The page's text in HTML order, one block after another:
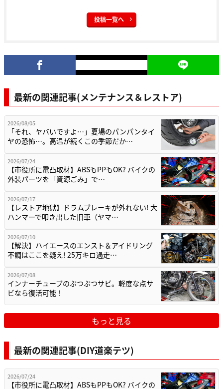
投稿一覧へ
最新の関連記事(メンテナンス＆レストア)
2026/08/05
「それ、ヤバいですよ…」夏場のパンパンタイ
ヤの恐怖…。高温が続くこの季節だか…
2026/07/24
【市役所に電凸取材】ABSもPPもOK? バイクの
外装パーツを「資源ごみ」で…
2026/07/17
【レストア地獄】ドラムブレーキが外れない! 大
ハンマーで叩き出した旧車（ヤマ…
2026/07/10
【解決】ハイエースのエンスト＆アイドリング
不調はここを疑え! 25万キロ過走…
2026/07/08
インナーチューブのぶつぶつサビ。軽度な点サ
ビなら復活可能！
もっと見る
最新の関連記事(DIY道楽テツ)
2026/07/24
【市役所に電凸取材】ABSもPPもOK? バイクの